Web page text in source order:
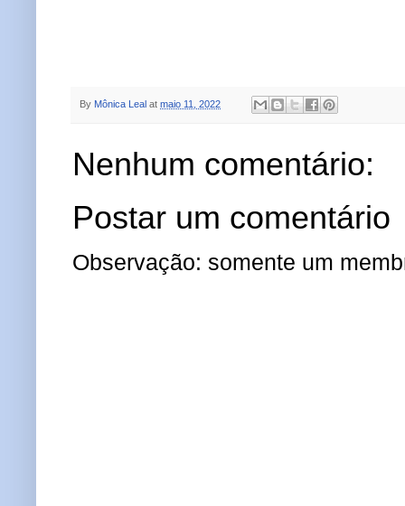
By Mônica Leal at maio 11, 2022
Nenhum comentário:
Postar um comentário
Observação: somente um